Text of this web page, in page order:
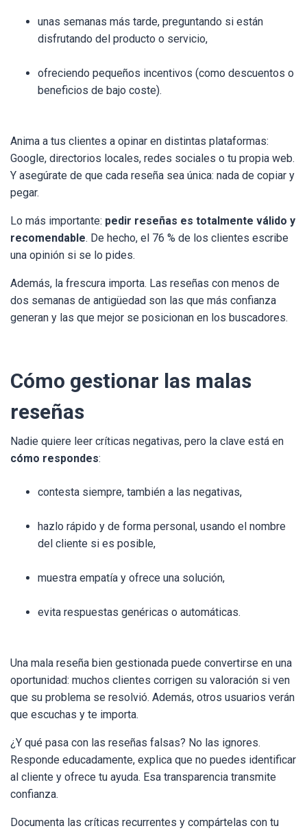
unas semanas más tarde, preguntando si están
disfrutando del producto o servicio,
ofreciendo pequeños incentivos (como descuentos o
beneficios de bajo coste).
Anima a tus clientes a opinar en distintas plataformas:
Google, directorios locales, redes sociales o tu propia web.
Y asegúrate de que cada reseña sea única: nada de copiar y
pegar.
Lo más importante: pedir reseñas es totalmente válido y
recomendable. De hecho, el 76 % de los clientes escribe
una opinión si se lo pides.
Además, la frescura importa. Las reseñas con menos de
dos semanas de antigüedad son las que más confianza
generan y las que mejor se posicionan en los buscadores.
Cómo gestionar las malas
reseñas
Nadie quiere leer críticas negativas, pero la clave está en
cómo respondes:
contesta siempre, también a las negativas,
hazlo rápido y de forma personal, usando el nombre
del cliente si es posible,
muestra empatía y ofrece una solución,
evita respuestas genéricas o automáticas.
Una mala reseña bien gestionada puede convertirse en una
oportunidad: muchos clientes corrigen su valoración si ven
que su problema se resolvió. Además, otros usuarios verán
que escuchas y te importa.
¿Y qué pasa con las reseñas falsas? No las ignores.
Responde educadamente, explica que no puedes identificar
al cliente y ofrece tu ayuda. Esa transparencia transmite
confianza.
Documenta las críticas recurrentes y compártelas con tu